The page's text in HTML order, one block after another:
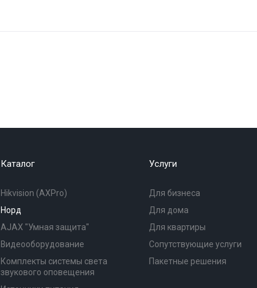
Каталог
Hikvision (AXPro)
Норд
AJAX "Умная защита"
Видеооборудование
Комплекты системы света
звукового оповещения
Услуги
Для бизнеса
Для дома
Для квартиры
Сопутствующие услуги
Пакетные решения